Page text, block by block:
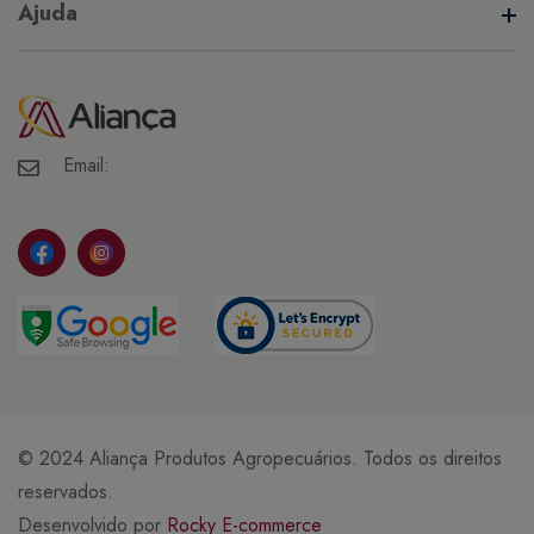
Ajuda
Minha Conta
Meus Pedidos
Meus Favoritos
Email:
© 2024 Aliança Produtos Agropecuários. Todos os direitos
reservados.
Desenvolvido por Rocky E-commerce